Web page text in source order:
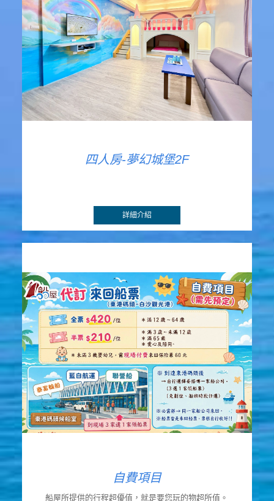
四人房-夢幻城堡2F
詳細介紹
自費項目
船屋所提供的行程超優值，就是要您玩的物超所值。